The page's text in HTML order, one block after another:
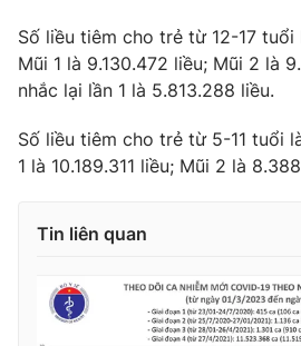
VTV Sức khoẻ Bất
Thị trường 24h Tấm
Liên hệ tòa soạn
Số liều tiêm cho trẻ từ 12-17 tuổi
Mũi 1 là 9.130.472 liều; Mũi 2 là
nhắc lại lần 1 là 5.813.288 liều.
Số liều tiêm cho trẻ từ 5-11 tuổi
1 là 10.189.311 liều; Mũi 2 là
Tin liên quan